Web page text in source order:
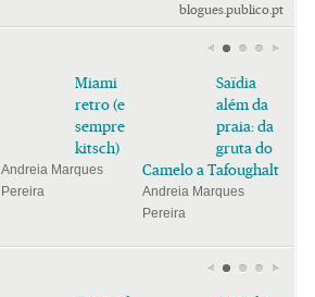
blogues.publico.pt
Miami
retro (e
sempre
kitsch)
Andreia Marques
Pereira
Saïdia
além da
praia: da
gruta do
Camelo a Tafoughalt
Andreia Marques
Pereira